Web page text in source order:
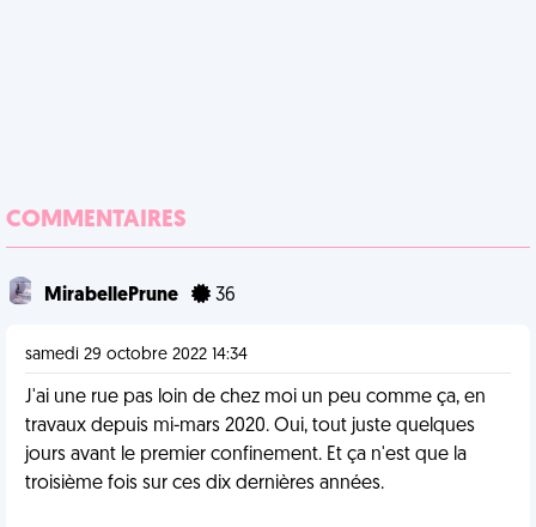
COMMENTAIRES
MirabellePrune 36
samedi 29 octobre 2022 14:34
J'ai une rue pas loin de chez moi un peu comme ça, en
travaux depuis mi-mars 2020. Oui, tout juste quelques
jours avant le premier confinement. Et ça n'est que la
troisième fois sur ces dix dernières années.